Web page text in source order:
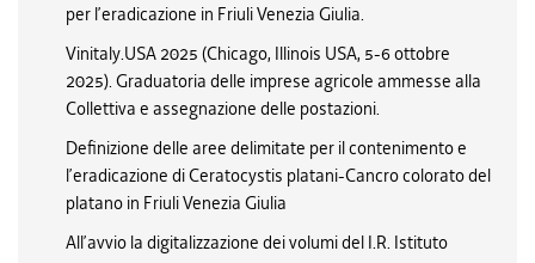
per l’eradicazione in Friuli Venezia Giulia.
Vinitaly.USA 2025 (Chicago, Illinois USA, 5-6 ottobre
2025). Graduatoria delle imprese agricole ammesse alla
Collettiva e assegnazione delle postazioni.
Definizione delle aree delimitate per il contenimento e
l’eradicazione di Ceratocystis platani-Cancro colorato del
platano in Friuli Venezia Giulia
All’avvio la digitalizzazione dei volumi del I.R. Istituto